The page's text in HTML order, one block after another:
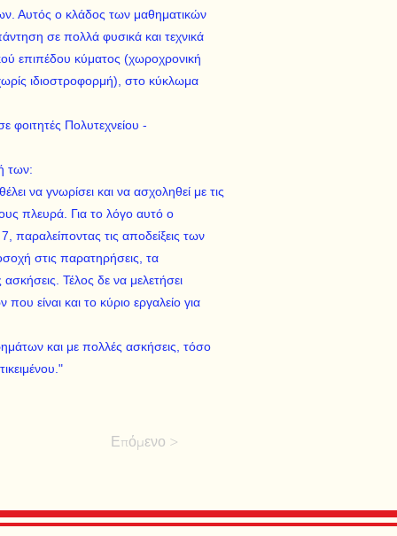
Αυτός ο κλάδος των μαθηματικών
σε πολλά φυσικά και τεχνικά
επιπέδου κύματος (χωροχρονική
ιδιοστροφορμή), στο κύκλωμα
φοιτητές Πολυτεχνείου -
των:
να γνωρίσει και να ασχοληθεί με τις
πλευρά. Για το λόγο αυτό ο
παραλείποντας τις αποδείξεις των
στις παρατηρήσεις, τα
Τέλος δε να μελετήσει
είναι και το κύριο εργαλείο για
και με πολλές ασκήσεις, τόσο
Επόμενο >